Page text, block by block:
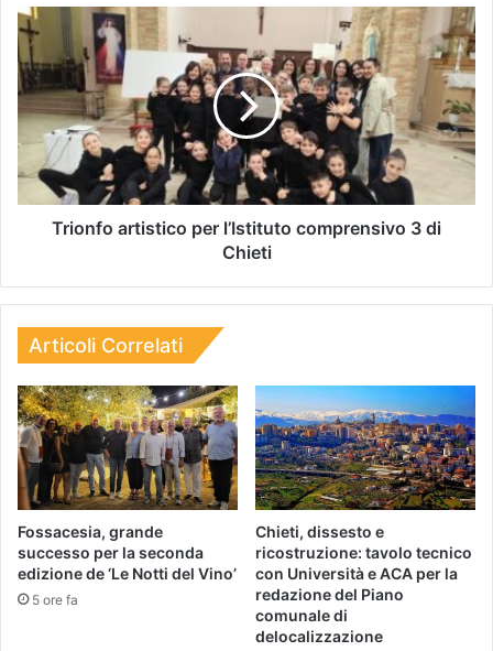
Trionfo artistico per l’Istituto comprensivo 3 di
Chieti
Articoli Correlati
Fossacesia, grande
successo per la seconda
edizione de ‘Le Notti del Vino’
5 ore fa
Chieti, dissesto e
ricostruzione: tavolo tecnico
con Università e ACA per la
redazione del Piano
comunale di
delocalizzazione